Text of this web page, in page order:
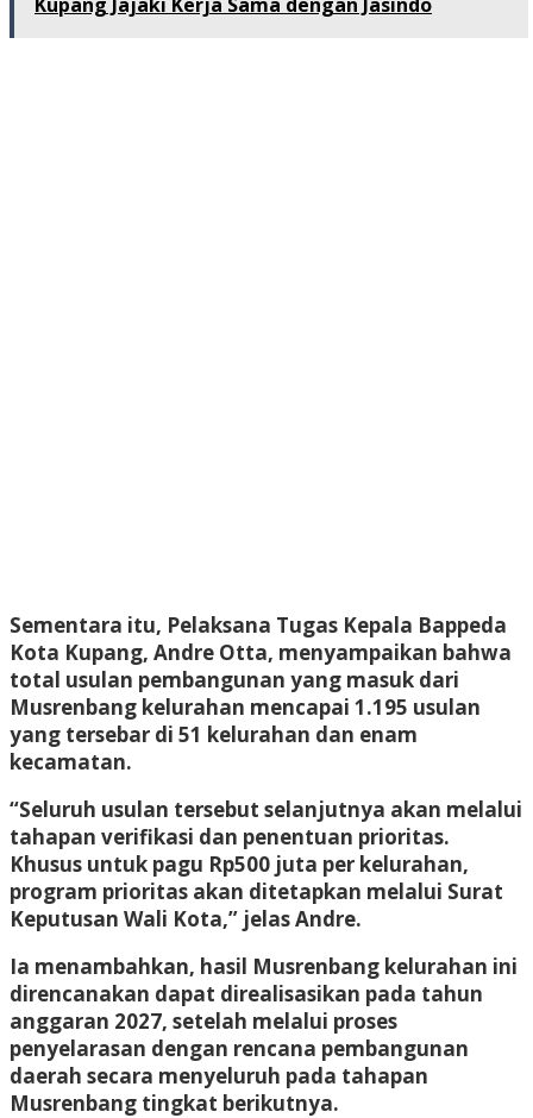
Sementara itu, Pelaksana Tugas Kepala Bappeda
Kota Kupang, Andre Otta, menyampaikan bahwa
total usulan pembangunan yang masuk dari
Musrenbang kelurahan mencapai 1.195 usulan
yang tersebar di 51 kelurahan dan enam
kecamatan.
“Seluruh usulan tersebut selanjutnya akan melalui
tahapan verifikasi dan penentuan prioritas.
Khusus untuk pagu Rp500 juta per kelurahan,
program prioritas akan ditetapkan melalui Surat
Keputusan Wali Kota,” jelas Andre.
Ia menambahkan, hasil Musrenbang kelurahan ini
direncanakan dapat direalisasikan pada tahun
anggaran 2027, setelah melalui proses
penyelarasan dengan rencana pembangunan
daerah secara menyeluruh pada tahapan
Musrenbang tingkat berikutnya.